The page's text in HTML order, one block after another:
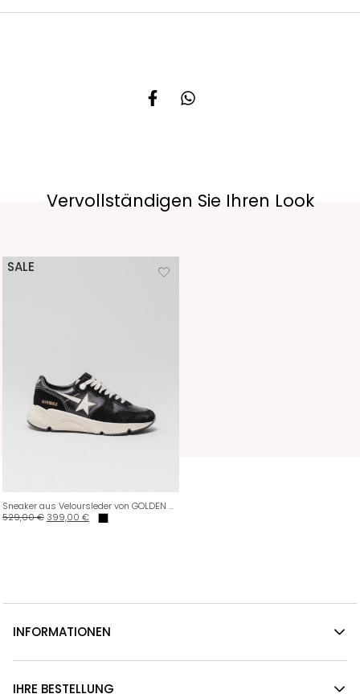
Vervollständigen Sie Ihren Look
SALE
Sneaker aus Veloursleder von GOLDEN GOOSE
529,00€ 399,00 €
INFORMATIONEN
IHRE BESTELLUNG